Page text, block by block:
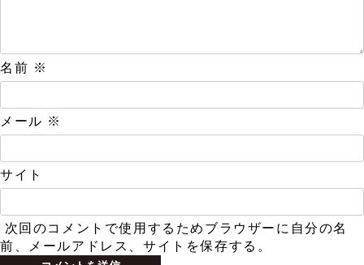
名前 ※
メール ※
サイト
次回のコメントで使用するためブラウザーに自分の名
前、メールアドレス、サイトを保存する。